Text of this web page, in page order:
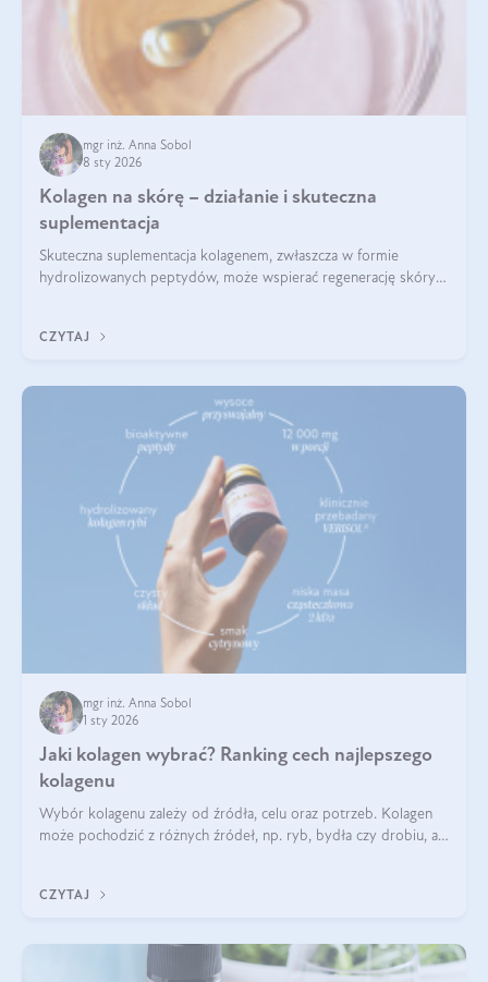
mgr inż. Anna Sobol
8 sty 2026
Kolagen na skórę – działanie i skuteczna
suplementacja
Skuteczna suplementacja kolagenem, zwłaszcza w formie
hydrolizowanych peptydów, może wspierać regenerację skóry i
CZYTAJ
mgr inż. Anna Sobol
1 sty 2026
Jaki kolagen wybrać? Ranking cech najlepszego
kolagenu
Wybór kolagenu zależy od źródła, celu oraz potrzeb. Kolagen
może pochodzić z różnych źródeł, np. ryb, bydła czy drobiu, a
bydlęcy.
CZYTAJ